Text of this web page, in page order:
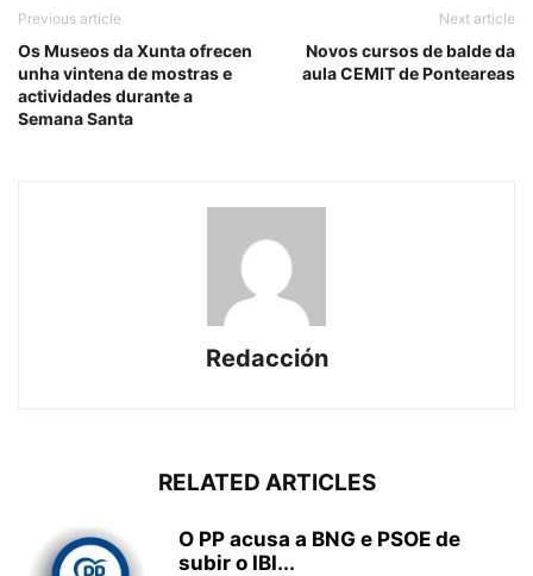
Previous article
Os Museos da Xunta ofrecen
unha vintena de mostras e
actividades durante a
Semana Santa
Next article
Novos cursos de balde da
aula CEMIT de Ponteareas
Redacción
RELATED ARTICLES
O PP acusa a BNG e PSOE de
subir o IBI...